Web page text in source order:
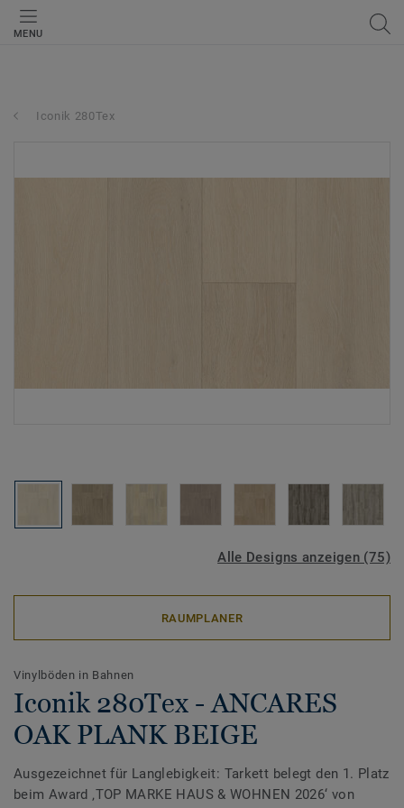
MENU
Iconik 280Tex
Alle Designs anzeigen (75)
RAUMPLANER
Vinylböden in Bahnen
Iconik 280Tex - ANCARES
OAK PLANK BEIGE
Ausgezeichnet für Langlebigkeit: Tarkett belegt den 1. Platz
beim Award ‚TOP MARKE HAUS & WOHNEN 2026‘ von